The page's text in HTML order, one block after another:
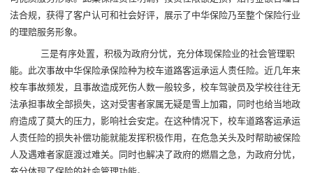
法合规，获得了客户认可和社会好评，展示了中华保险乃至整个保险行业
的理赔服务形象。
三是有序处置，积极为政府分忧，充分体现保险业的社会管理职
能。此次事故中华保险承保险种为校车道路客运承运人责任险。近几年来
校车事故频发，且事故造成死伤人数一般较多，校车驾驶员及学校往往无
法承担事故全部损失，这对受害者家属无疑是雪上加霜，同时也给当地政
府造成了莫大的压力，影响社会安定。在这种情况下，校车道路客运承运
人责任险的损失补偿功能就能发挥积极作用，在危急关头及时帮助被保险
人及遇难者家庭渡过难关。同时也解决了政府的燃眉之急，为政府分忧，